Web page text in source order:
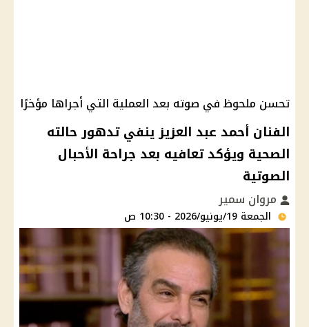
تحسن ملحوظ في صوته بعد العملية التي أجراها مؤخرًا
الفنان أحمد عبد العزيز ينفي تدهور حالته
الصحية ويؤكد تعافيه بعد جراحة الأحبال
الصوتية
مروان سمير
الجمعة 19/يونيو/2026 - 10:30 ص